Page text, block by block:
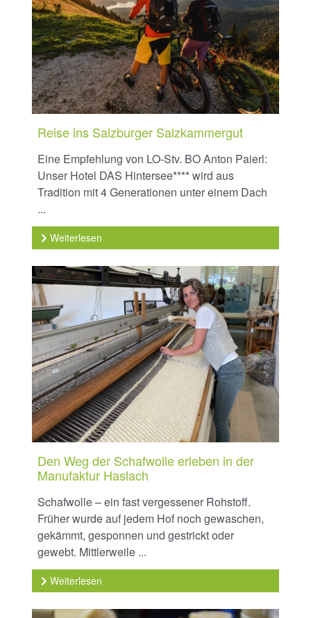
Reise ins Salzburger Salzkammergut
Eine Empfehlung von LO-Stv. BO Anton Paierl:
Unser Hotel DAS Hintersee**** wird aus
Tradition mit 4 Generationen unter einem Dach
...
Weiterlesen
Den Weg der Schafwolle erleben in der
Manufaktur Haslach
Schafwolle – ein fast vergessener Rohstoff.
Früher wurde auf jedem Hof noch gewaschen,
gekämmt, gesponnen und gestrickt oder
gewebt. Mittlerweile ...
Weiterlesen